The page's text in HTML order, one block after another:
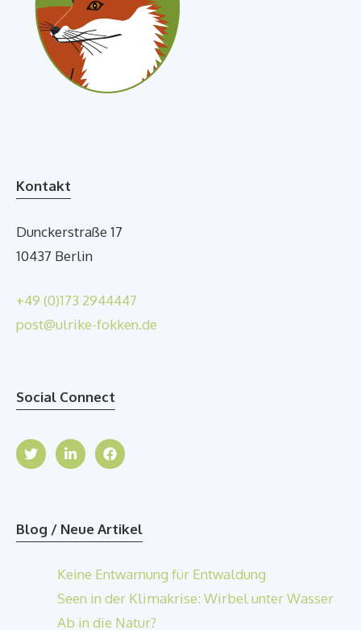
Kontakt
Dunckerstraße 17
10437 Berlin
+49 (0)173 2944447
post@ulrike-fokken.de
Social Connect
Blog / Neue Artikel
Keine Entwarnung für Entwaldung
Seen in der Klimakrise: Wirbel unter Wasser
Ab in die Natur?